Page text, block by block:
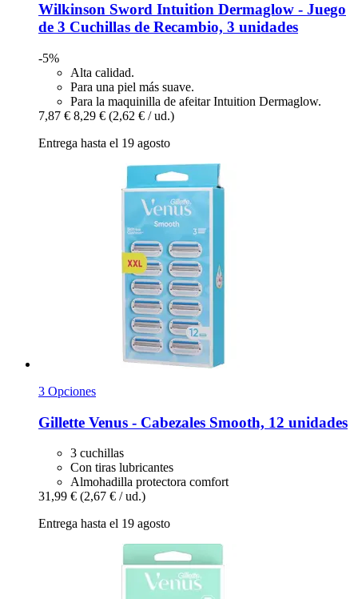
Wilkinson Sword Intuition Dermaglow -​ Juego
de 3 Cuchillas de Recambio, 3 unidades
-5%
Alta calidad.
Para una piel más suave.
Para la maquinilla de afeitar Intuition Dermaglow.
7,87 € 8,29 € (2,62 € / ud.)
Entrega hasta el 19 agosto
3 Opciones
Gillette Venus -​ Cabezales Smooth, 12 unidades
3 cuchillas
Con tiras lubricantes
Almohadilla protectora comfort
31,99 € (2,67 € / ud.)
Entrega hasta el 19 agosto